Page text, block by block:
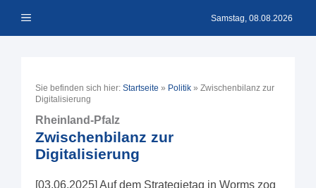
Inhalt Menü Samstag, 08.08.2026
Sie befinden sich hier: Startseite » Politik » Zwischenbilanz zur
Digitalisierung
Rheinland-Pfalz
Zwischenbilanz zur
Digitalisierung
[03.06.2025] Auf dem Strategietag in Worms zog